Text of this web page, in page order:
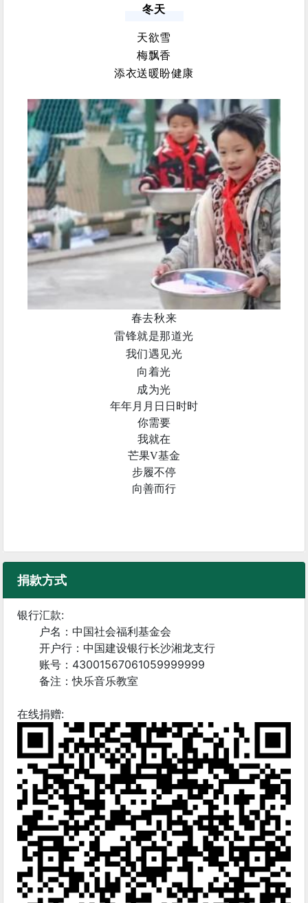
冬天
天欲雪
梅飘香
添衣送暖盼健康
春去秋来
雷锋就是那道光
我们遇见光
向着光
成为光
年年月月日日时时
你需要
我就在
芒果V基金
步履不停
向善而行
捐款方式
银行汇款:
户名：中国社会福利基金会
开户行：中国建设银行长沙湘龙支行
账号：43001567061059999999
备注：快乐音乐教室
在线捐赠: